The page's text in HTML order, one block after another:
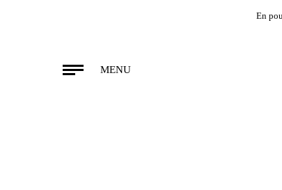
MENU
En